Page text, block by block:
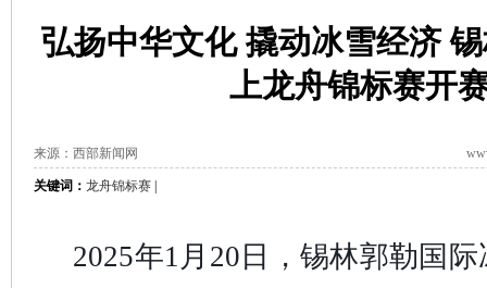
弘扬中华文化 撬动冰雪经济
上龙舟锦标赛开
来源：西部新闻网
关键词： 龙舟锦标赛 |
2025年1月20日，锡林郭勒国